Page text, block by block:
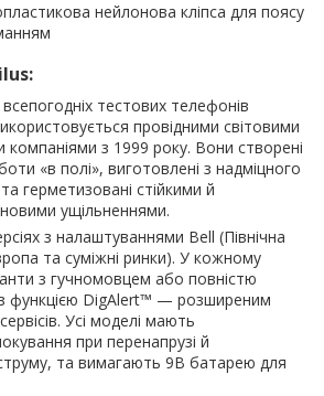
нейлонова кліпса для поясу
всепогодніx тестових телефонів
провідними світовими
компаніями з 1999 року. Вони створені
«в полі», виготовлені з надміцного
герметизовані стійкими й
ущільненнями.
з налаштуваннями Bell (Північна
та суміжні ринки). У кожному
з гучномовцем або повністю
функцією DigAlert™ — розширеним
Усі моделі мають
при перенапрузі й
та вимагають 9В батарею для